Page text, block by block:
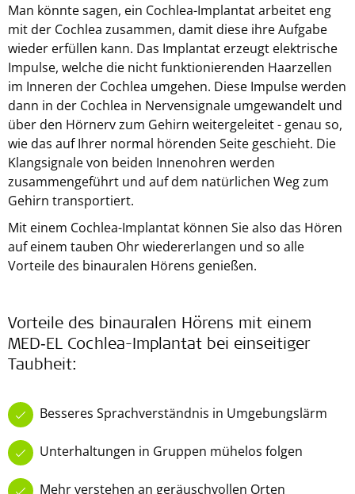
Man könnte sagen, ein Cochlea-Implantat arbeitet eng
mit der Cochlea zusammen, damit diese ihre Aufgabe
wieder erfüllen kann. Das Implantat erzeugt elektrische
Impulse, welche die nicht funktionierenden Haarzellen
im Inneren der Cochlea umgehen. Diese Impulse werden
dann in der Cochlea in Nervensignale umgewandelt und
über den Hörnerv zum Gehirn weitergeleitet - genau so,
wie das auf Ihrer normal hörenden Seite geschieht. Die
Klangsignale von beiden Innenohren werden
zusammengeführt und auf dem natürlichen Weg zum
Gehirn transportiert.
Mit einem Cochlea-Implantat können Sie also das Hören
auf einem tauben Ohr wiedererlangen und so alle
Vorteile des binauralen Hörens genießen.
Vorteile des binauralen Hörens mit einem
MED‑EL Cochlea-Implantat bei einseitiger
Taubheit:
Besseres Sprachverständnis in Umgebungslärm
Unterhaltungen in Gruppen mühelos folgen
Mehr verstehen an geräuschvollen Orten